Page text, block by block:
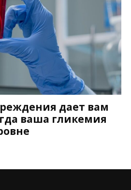
дает вам
ваша гликемия